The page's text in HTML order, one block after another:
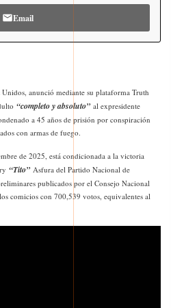
Email
anunció mediante su plataforma Truth
“completo y absoluto” al expresidente
a 45 años de prisión por conspiración
con armas de fuego.
de 2025, está condicionada a la victoria
“Tito” Asfura del Partido Nacional de
publicados por el Consejo Nacional
comicios con 700,539 votos, equivalentes al